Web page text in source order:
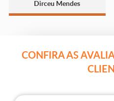
Dirceu Mendes
CONFIRA AS